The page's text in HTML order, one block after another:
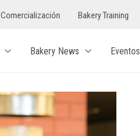
Comercialización Bakery Training
Bakery News Eventos